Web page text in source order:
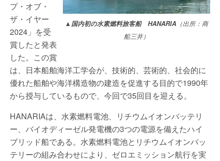
▲国内初の水素燃料旅客船 HANARIA （出所：商
船三井）
プ・オブ・
ザ・イヤー
2024」を受
賞したと発表
した。この賞
は、日本船舶海洋工学会が、技術的、芸術的、社会的に
優れた船舶や海洋構造物の建造を促進する目的で1990年
から授与しているもので、今回で35回目を迎える。
HANARIAは、水素燃料電池、リチウムイオンバッテリ
ー、バイオディーゼル発電機の3つの電源を備えたハイ
ブリッド船である。水素燃料電池とリチウムイオンバッ
テリーの組み合わせにより、ゼロエミッション航行を実